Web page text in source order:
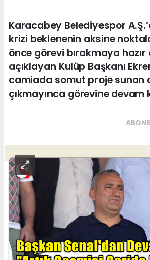
Karacabey Belediyespor
krizi beklenenin aksine
önce görevi bırakmaya
açıklayan Kulüp Başkanı
camiada somut proje sunan
çıkmayınca görevine devam